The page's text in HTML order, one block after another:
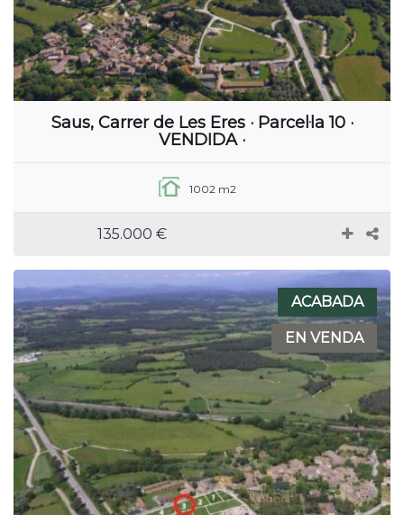
Saus, Carrer de Les Eres · Parcel·la 10 ·
VENDIDA ·
1002 m2
135.000 €
ACABADA
EN VENDA